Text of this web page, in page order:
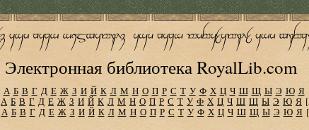
Электронная библиотека RoyalLib.com
А Б В Г Д Е Ж З И Й К Л М Н О П Р С Т У Ф Х Ц Ч Ш Щ Ы Э Ю Я
А Б В Г Д Е Ж З И Й К Л М Н О П Р С Т У Ф Х Ц Ч Ш Щ Ы Э Ю Я
А Б В Г Д Е Ж З И Й К Л М Н О П Р С Т У Ф Х Ц Ч Ш Щ Ы Э Ю Я